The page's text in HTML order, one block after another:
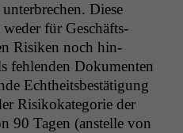
Diese
für Geschäfts­
Risiken noch hin­
fehlen­den Doku­menten
Echtheits­bestä­ti­gung
Risikokat­e­gorie der
90 Tagen (anstelle von